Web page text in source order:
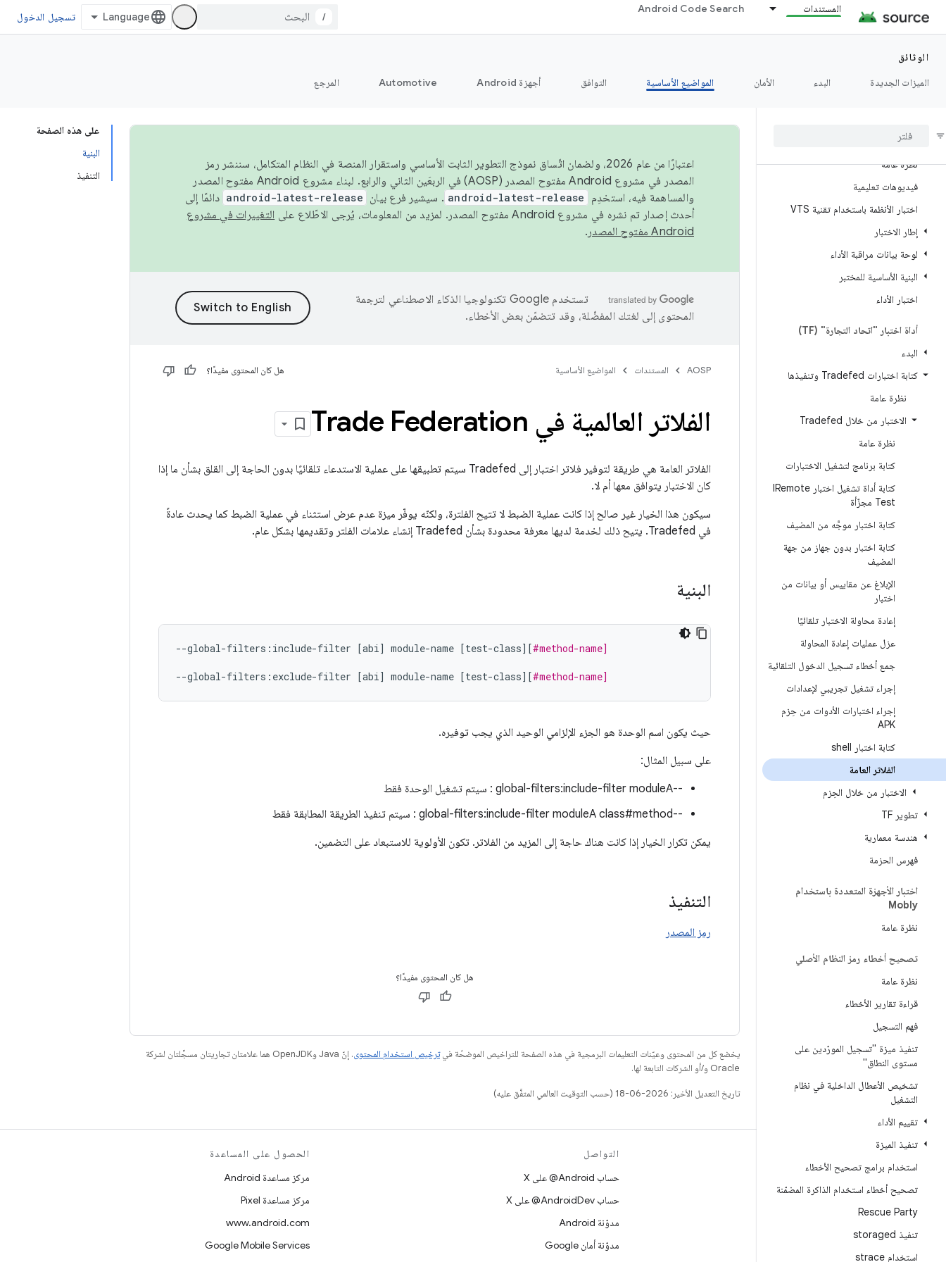
المستندات Android Code Search
/ تسجيل الدخول
الوثائق
الميزات الجديدة
البدء الأمان المواضيع الأساسية التوافق أجهزة Android Automotive المرجع
مجموعة اختبار المورّد (VTS)
HAL
إعداد الاختبار
مجموعة اختبار المورّدين (VTS) 10
نظرة عامة
فيديوهات تعليمية
اختبار الأنظمة باستخدام تقنية VTS
إطار الاختبار
لوحة بيانات مراقبة الأداء
البنية الأساسية للمختبر
اختبار الأداء
أداة اختبار "اتحاد التجارة" (TF)
البدء
كتابة اختبارات Tradefed وتنفيذها
نظرة عامة
الاختبار من خلال Tradefed
نظرة عامة
كتابة برنامج لتشغيل الاختبارات
كتابة أداة تشغيل اختبار IRemote
Test مجزّأة
كتابة اختبار موجَّه من المضيف
كتابة اختبار بدون جهاز من جهة
المضيف
الإبلاغ عن مقاييس أو بيانات من
اختبار
إعادة محاولة الاختبار تلقائيًا
عزل عمليات إعادة المحاولة
جمع أخطاء تسجيل الدخول التلقائية
إجراء تشغيل تجريبي لإعدادات
إجراء اختبارات الأدوات من حِزم
APK
كتابة اختبار shell
الفلاتر العامة
الاختبار من خلال الحِزم
تطوير TF
هندسة معمارية
فهرس الحزمة
اختبار الأجهزة المتعددة باستخدام
Mobly
نظرة عامة
تصحيح أخطاء رمز النظام الأصلي
نظرة عامة
قراءة تقارير الأخطاء
فهم التسجيل
تنفيذ ميزة "تسجيل المورّدين على
مستوى النطاق"
تشخيص الأعطال الداخلية في نظام
التشغيل
تقييم الأداء
تنفيذ الميزة
استخدام برامج تصحيح الأخطاء
تصحيح أخطاء استخدام الذاكرة المضمّنة
Rescue Party
تنفيذ storaged
استخدام strace
على هذه الصفحة
البنية
التنفيذ
اعتبارًا من عام 2026، ولضمان اتّساق نموذج التطوير الثابت الأساسي واستقرار المنصة في النظام المتكامل، سننشر رمز
المصدر في مشروع Android مفتوح المصدر (AOSP) في الربعَين الثاني والرابع. لبناء مشروع Android مفتوح المصدر
والمساهمة فيه، استخدِم
android-latest-release . سيشير فرع بيان android-latest-release دائمًا إلى
أحدث إصدار تم نشره في مشروع Android مفتوح المصدر. لمزيد من المعلومات، يُرجى الاطّلاع على
التغييرات في مشروع
Android مفتوح المصدر
.
تستخدم Google تكنولوجيا الذكاء الاصطناعي لترجمة
المحتوى إلى لغتك المفضّلة، وقد تتضمّن بعض الأخطاء.
AOSP المستندات المواضيع الأساسية هل كان المحتوى مفيدًا؟
الفلاتر العالمية في Trade Federation
الفلاتر العامة هي طريقة لتوفير فلاتر اختبار إلى Tradefed سيتم تطبيقها على عملية الاستدعاء تلقائيًا بدون الحاجة إلى القلق بشأن ما إذا
كان الاختبار يتوافق معها أم لا.
سيكون هذا الخيار غير صالح إذا كانت عملية الضبط لا تتيح الفلترة، ولكنّه يوفّر ميزة عدم عرض استثناء في عملية الضبط كما يحدث عادةً
في Tradefed. يتيح ذلك لخدمة لديها معرفة محدودة بشأن Tradefed إنشاء علامات الفلتر وتقديمها بشكل عام.
البنية
--global-filters:include-filter [abi] module-name [test-class][#method-name]
--global-filters:exclude-filter [abi] module-name [test-class][#method-name]
حيث يكون اسم الوحدة هو الجزء الإلزامي الوحيد الذي يجب توفيره.
على سبيل المثال:
--global-filters:include-filter moduleA : سيتم تشغيل الوحدة فقط
--global-filters:include-filter moduleA class#method : سيتم تنفيذ الطريقة المطابقة فقط
يمكن تكرار الخيار إذا كانت هناك حاجة إلى المزيد من الفلاتر. تكون الأولوية للاستبعاد على التضمين.
التنفيذ
رمز المصدر
هل كان المحتوى مفيدًا؟
يخضع كل من المحتوى وعيّنات التعليمات البرمجية في هذه الصفحة للتراخيص الموضحّة فيترخيص استخدام المحتوى
. إنّ Java وOpenJDK هما علامتان تجاريتان مسجَّلتان لشركة
Oracle و/أو الشركات التابعة لها.
تاريخ التعديل الأخير: 2026-06-18 (حسب التوقيت العالمي المتفَّق عليه)
الإصدار
المتطلّبات
التواصل
حساب ‎@Android على X
حساب ‎@AndroidDev على X
مدوّنة Android
مدوّنة أمان Google
الحصول على المساعدة
مركز مساعدة Android
مركز مساعدة Pixel
www.android.com
Google Mobile Services